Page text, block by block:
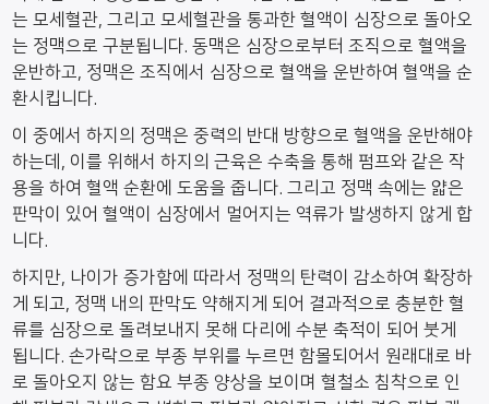
는 모세혈관, 그리고 모세혈관을 통과한 혈액이 심장으로 돌아오
는 정맥으로 구분됩니다. 동맥은 심장으로부터 조직으로 혈액을
운반하고, 정맥은 조직에서 심장으로 혈액을 운반하여 혈액을 순
환시킵니다.
이 중에서 하지의 정맥은 중력의 반대 방향으로 혈액을 운반해야
하는데, 이를 위해서 하지의 근육은 수축을 통해 펌프와 같은 작
용을 하여 혈액 순환에 도움을 줍니다. 그리고 정맥 속에는 얇은
판막이 있어 혈액이 심장에서 멀어지는 역류가 발생하지 않게 합
니다.
하지만, 나이가 증가함에 따라서 정맥의 탄력이 감소하여 확장하
게 되고, 정맥 내의 판막도 약해지게 되어 결과적으로 충분한 혈
류를 심장으로 돌려보내지 못해 다리에 수분 축적이 되어 붓게
됩니다. 손가락으로 부종 부위를 누르면 함몰되어서 원래대로 바
로 돌아오지 않는 함요 부종 양상을 보이며 혈철소 침착으로 인